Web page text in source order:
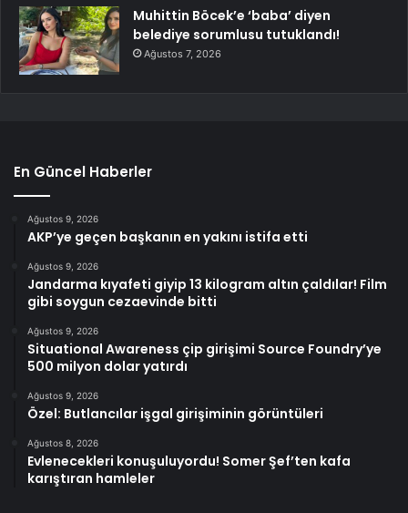
Muhittin Böcek’e ‘baba’ diyen
belediye sorumlusu tutuklandı!
Ağustos 7, 2026
En Güncel Haberler
Ağustos 9, 2026
AKP’ye geçen başkanın en yakını istifa etti
Ağustos 9, 2026
Jandarma kıyafeti giyip 13 kilogram altın çaldılar! Film
gibi soygun cezaevinde bitti
Ağustos 9, 2026
Situational Awareness çip girişimi Source Foundry’ye
500 milyon dolar yatırdı
Ağustos 9, 2026
Özel: Butlancılar işgal girişiminin görüntüleri
Ağustos 8, 2026
Evlenecekleri konuşuluyordu! Somer Şef’ten kafa
karıştıran hamleler